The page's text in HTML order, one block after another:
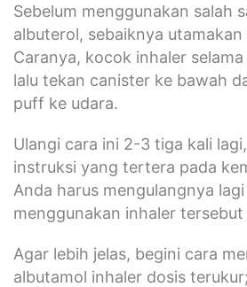
Sebelum menggunakan salah
albuterol, sebaiknya utamakan
Caranya, kocok inhaler
lalu tekan canister ke bawah
puff ke udara.
Ulangi cara ini 2-3 tiga kali
instruksi yang tertera pada
Anda harus mengulangnya
menggunakan inhaler
Agar lebih jelas, begini cara
albutamol inhaler dosis terukur;